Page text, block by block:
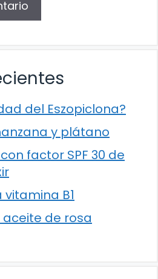
del Eszopiclona?
y plátano
factor SPF 30 de
B1
de rosa